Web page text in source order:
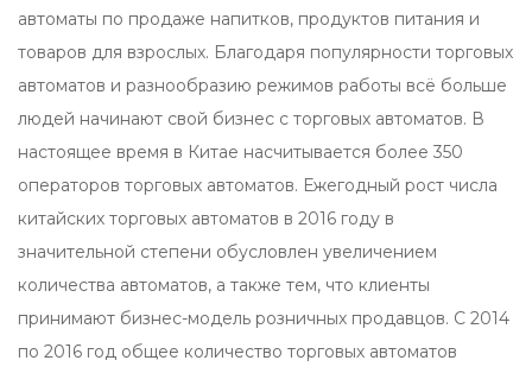
автоматы по продаже напитков, продуктов питания и
товаров для взрослых. Благодаря популярности торговых
автоматов и разнообразию режимов работы всё больше
людей начинают свой бизнес с торговых автоматов. В
настоящее время в Китае насчитывается более 350
операторов торговых автоматов. Ежегодный рост числа
китайских торговых автоматов в 2016 году в
значительной степени обусловлен увеличением
количества автоматов, а также тем, что клиенты
принимают бизнес-модель розничных продавцов. С 2014
по 2016 год общее количество торговых автоматов